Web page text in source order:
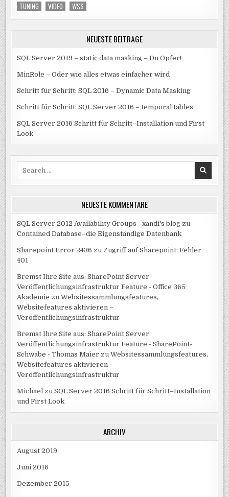
TUNING
VIDEO WSS
NEUESTE BEITRÄGE
SQL Server 2019 – static data masking – Du Opfer!
MinRole – Oder wie alles etwas einfacher wird
Schritt für Schritt: SQL 2016 – Dynamic Data Masking
Schritt für Schritt: SQL Server 2016 – temporal tables
SQL Server 2016 Schritt für Schritt–Installation und First
Look
NEUESTE KOMMENTARE
SQL Server 2012 Availability Groups - xandi's blog zu
Contained Database–die Eigenständige Datenbank
Sharepoint Error 2436 zu Zugriff auf Sharepoint: Fehler
401
Bremst Ihre Site aus: SharePoint Server
Veröffentlichungsinfrastruktur Feature - Office 365
Akademie zuWebsitessammlungsfeatures,
Websitefeatures aktivieren –
Veröffentlichungsinfrastruktur
Bremst Ihre Site aus: SharePoint Server
Veröffentlichungsinfrastruktur Feature - SharePoint-
Schwabe - Thomas Maier zuWebsitessammlungsfeatures,
Websitefeatures aktivieren –
Veröffentlichungsinfrastruktur
Michael zuSQL Server 2016 Schritt für Schritt–Installation
und First Look
ARCHIV
August 2019
Juni 2016
Dezember 2015